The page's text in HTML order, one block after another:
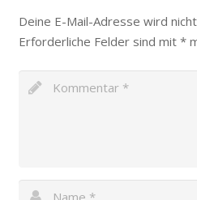
Deine E-Mail-Adresse wird
Erforderliche Felder sind mit *